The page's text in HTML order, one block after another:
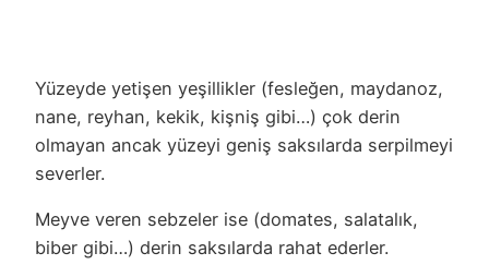
Yüzeyde yetişen yeşillikler (fesleğen, maydanoz,
nane, reyhan, kekik, kişniş gibi…) çok derin
olmayan ancak yüzeyi geniş saksılarda serpilmeyi
severler.
Meyve veren sebzeler ise (domates, salatalık,
biber gibi…) derin saksılarda rahat ederler.